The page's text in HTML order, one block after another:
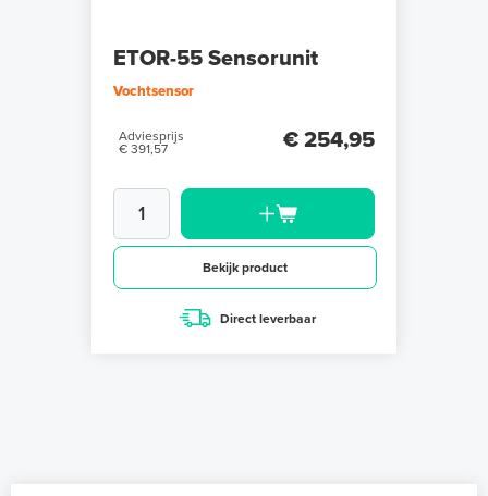
ETOR-55 Sensorunit
Vochtsensor
Adviesprijs
€ 391,57
€ 254,95
Bekijk product
Direct leverbaar